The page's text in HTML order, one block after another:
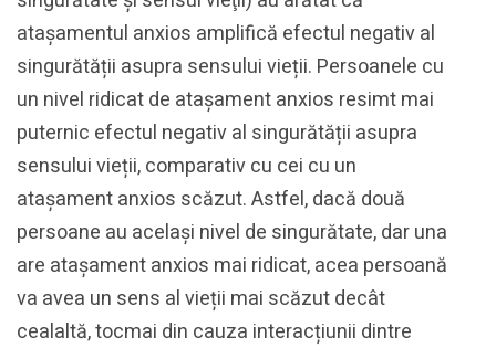
atașamentul anxios amplifică efectul negativ al
singurătății asupra sensului vieții. Persoanele cu
un nivel ridicat de atașament anxios resimt mai
puternic efectul negativ al singurătății asupra
sensului vieții, comparativ cu cei cu un
atașament anxios scăzut. Astfel, dacă două
persoane au același nivel de singurătate, dar una
are atașament anxios mai ridicat, acea persoană
va avea un sens al vieții mai scăzut decât
cealaltă, tocmai din cauza interacțiunii dintre